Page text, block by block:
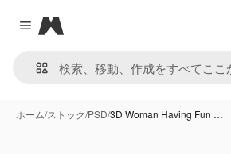
Close menu
Magnific
ホーム/ストック/PSD/3D Woman Having Fun …